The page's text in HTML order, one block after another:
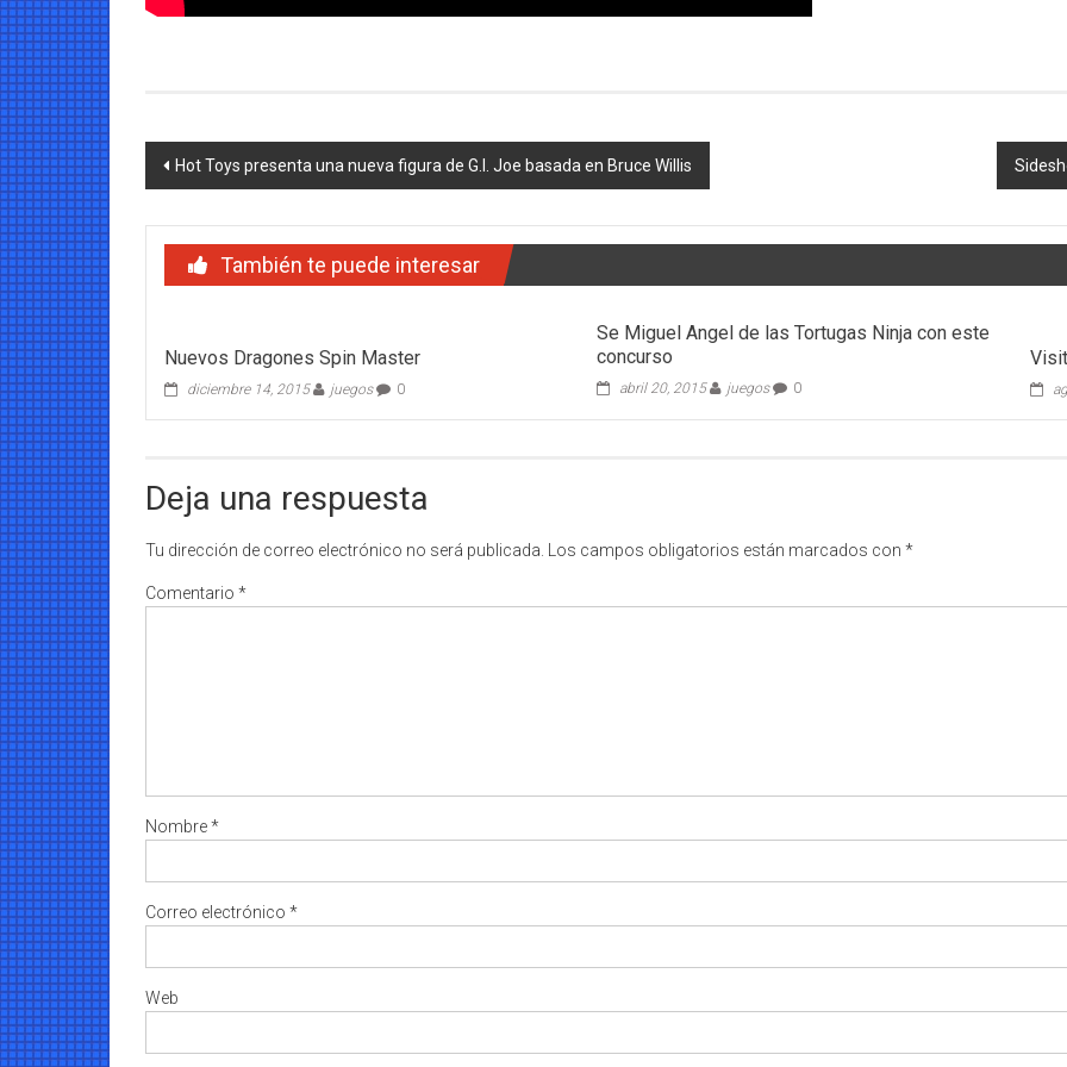
Navegación
entradas
Hot Toys presenta una nueva figura de G.I. Joe basada en Bruce Willis
También te puede interesar
Nuevos Dragones Spin Master
diciembre 14, 2015 juegos 0
Se Miguel Angel de las Tortugas Ninja con este
concurso
abril 20, 2015 juegos 0
Deja una respuesta
Tu dirección de correo electrónico no será publicada. Los campos obligatorios están marcados con *
Comentario *
Nombre*
Correo electrónico *
Web